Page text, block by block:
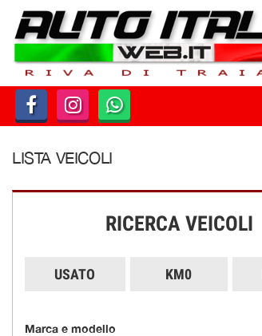
HOME
PARCO AUTO
AZIENDA
DOVE SIAMO
LISTA VEICOLI
RICERCA VEICOLI
USATO KM0
Marca e modello